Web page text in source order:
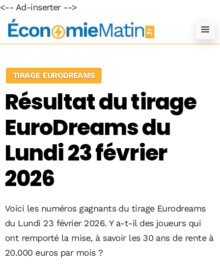
<-- Ad-inserter -->
TIRAGE EURODREAMS
Résultat du tirage
EuroDreams du
Lundi 23 février
2026
Voici les numéros gagnants du tirage Eurodreams
du Lundi 23 février 2026. Y a-t-il des joueurs qui
ont remporté la mise, à savoir les 30 ans de rente à
20.000 euros par mois ?